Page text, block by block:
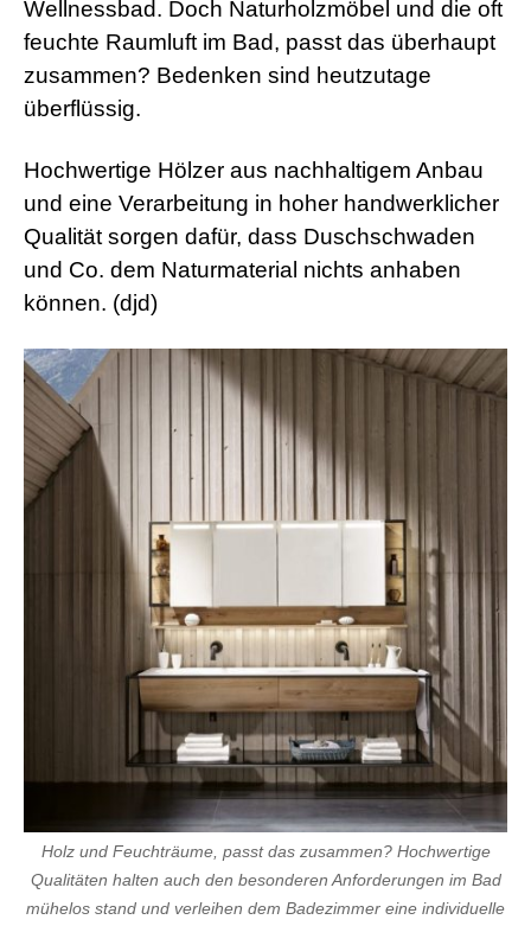
Wellnessbad. Doch Naturholzmöbel und die oft
feuchte Raumluft im Bad, passt das überhaupt
zusammen? Bedenken sind heutzutage
überflüssig.
Hochwertige Hölzer aus nachhaltigem Anbau
und eine Verarbeitung in hoher handwerklicher
Qualität sorgen dafür, dass Duschschwaden
und Co. dem Naturmaterial nichts anhaben
können. (djd)
Holz und Feuchträume, passt das zusammen? Hochwertige
Qualitäten halten auch den besonderen Anforderungen im Bad
mühelos stand und verleihen dem Badezimmer eine individuelle